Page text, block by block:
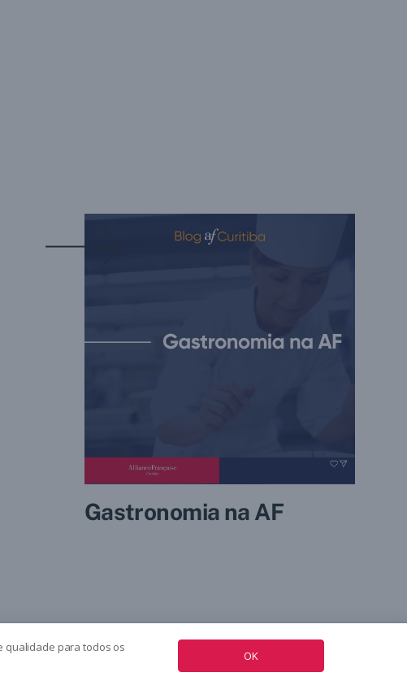
Gastronomia na AF
qualidade para todos os
OK